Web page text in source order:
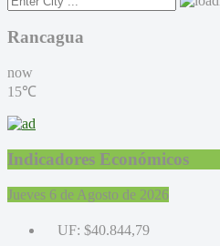
Rancagua
now
15℃
Indicadores Económicos
Jueves 6 de Agosto de 2026
UF: $40.844,79